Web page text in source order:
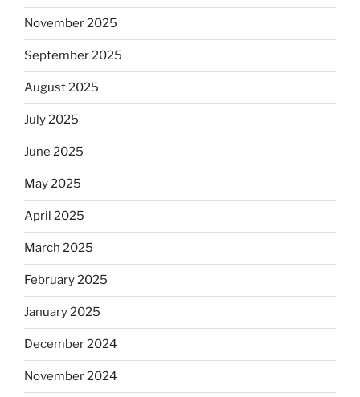
November 2025
September 2025
August 2025
July 2025
June 2025
May 2025
April 2025
March 2025
February 2025
January 2025
December 2024
November 2024